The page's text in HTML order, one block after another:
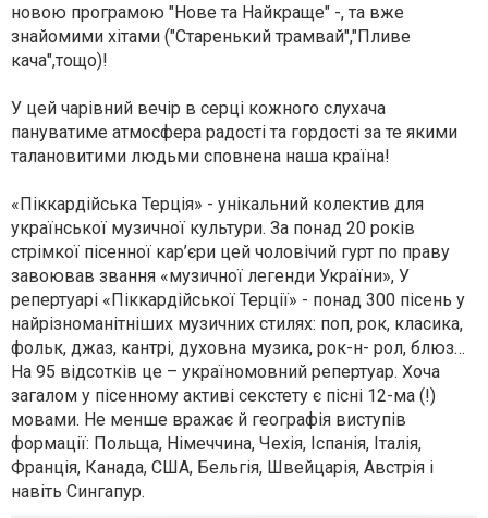
новою програмою "Нове та Найкраще" -, та вже
знайомими хітами ("Старенький трамвай","Пливе
кача",тощо)!
У цей чарівний вечір в серці кожного слухача
пануватиме атмосфера радості та гордості за те якими
талановитими людьми сповнена наша країна!
«Піккардійська Терція» - унікальний колектив для
української музичної культури. За понад 20 років
стрімкої пісенної кар’єри цей чоловічий гурт по праву
завоював звання «музичної легенди України», У
репертуарі «Піккардійської Терції» - понад 300 пісень у
найрізноманітніших музичних стилях: поп, рок, класика,
фольк, джаз, кантрі, духовна музика, рок-н- рол, блюз…
На 95 відсотків це – україномовний репертуар. Хоча
загалом у пісенному активі секстету є пісні 12-ма (!)
мовами. Не менше вражає й географія виступів
формації: Польща, Німеччина, Чехія, Іспанія, Італія,
Франція, Канада, США, Бельгія, Швейцарія, Австрія і
навіть Сингапур.